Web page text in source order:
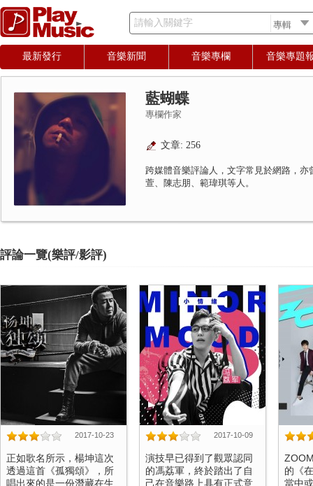
請輸入關鍵字
最新發行 音樂新聞 音樂專欄 音樂專題
藍蝴蝶
專欄作家
文章: 256
跨媒體音樂評論人，文字常見於網路，
萱、陳志朋、範瑋琪等人。
評論一覽(樂評/影評)
2017-10-23
正如歌名所示，楊坤這次
透過這首《孤獨頌》，所
唱出來的是一份潛藏在生
2017-10-09
演技早已得到了觀眾認同
的馮荔軍，終於踏出了自
己在音樂路上具有正式意
的《
當中